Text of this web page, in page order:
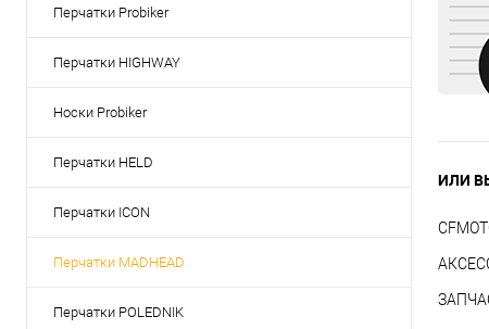
Перчатки Probiker
Перчатки HIGHWAY
Носки Probiker
Перчатки HELD
Перчатки ICON
Перчатки MADHEAD
Перчатки POLEDNIK
ИЛИ